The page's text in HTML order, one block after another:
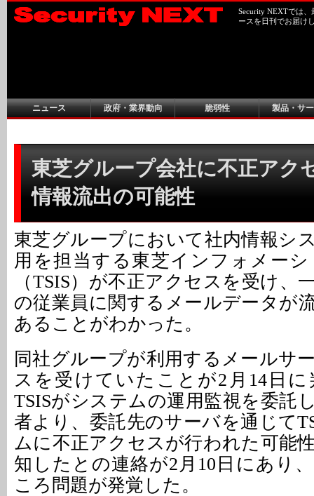
Security NEXTでは
ースを日刊でお届け
ニュース 政府・業界動向 脆弱性 製品・サ
東芝グループ会社に不正アク
情報流出の可能性
東芝グループにおいて社内情報シ
用を担当する東芝インフォメー
（TSIS）が不正アクセスを受け、
の従業員に関するメールデータが
あることがわかった。
同社グループが利用するメールサ
スを受けていたことが2月14日
TSISがシステムの運用監視を委託
者より、委託先のサーバを通じて
ムに不正アクセスが行われた可能
知したとの連絡が2月10日にあり
ころ問題が発覚した。